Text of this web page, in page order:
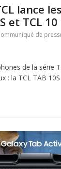
lance
et TCL
de
de la série
: la TCL TAB